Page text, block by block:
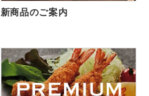
新商品のご案内